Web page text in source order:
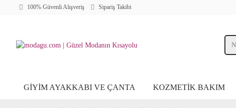
100% Güvenli Alışveriş Sipariş Takibi
GİYİM AYAKKABI VE ÇANTA KOZMETİK BAKIM